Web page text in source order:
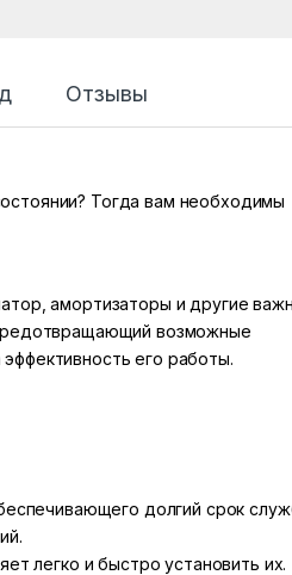
Отзывы
Тогда вам необходимы
амортизаторы и другие
возможные
его работы.
долгий срок
легко и быстро установить их.